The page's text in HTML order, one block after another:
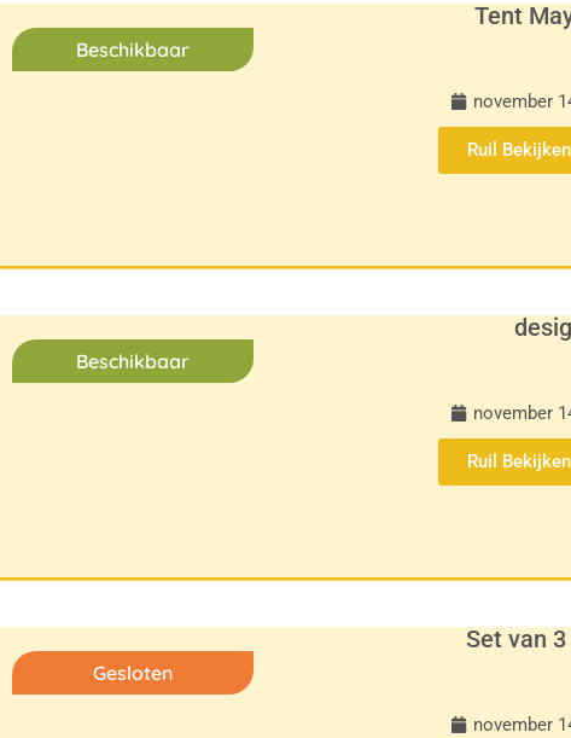
Beschikbaar
Tent
november
Ruil Bekijken
Beschikbaar
november
Ruil Bekijken
Gesloten
Set van
november